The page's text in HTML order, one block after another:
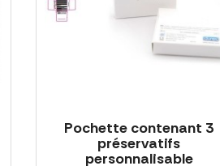
Pochette contenant 3
préservatifs
personnalisable